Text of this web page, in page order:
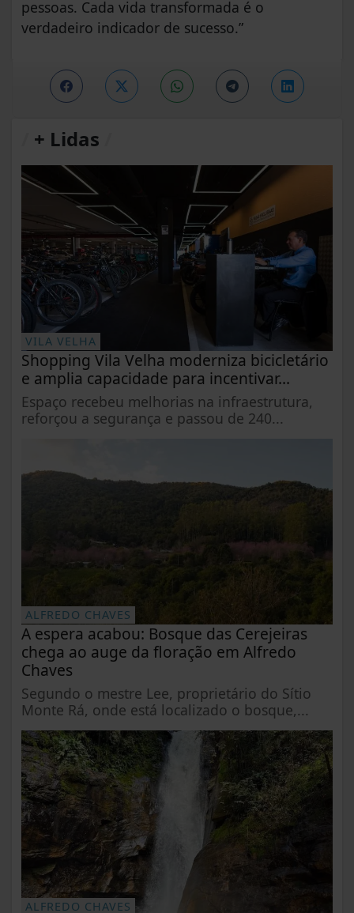
pessoas. Cada vida transformada é o
verdadeiro indicador de sucesso.”
+ Lidas
VILA VELHA
Shopping Vila Velha moderniza bicicletário
e amplia capacidade para incentivar...
Espaço recebeu melhorias na infraestrutura,
reforçou a segurança e passou de 240...
ALFREDO CHAVES
A espera acabou: Bosque das Cerejeiras
chega ao auge da floração em Alfredo
Chaves
Segundo o mestre Lee, proprietário do Sítio
Monte Rá, onde está localizado o bosque,...
ALFREDO CHAVES